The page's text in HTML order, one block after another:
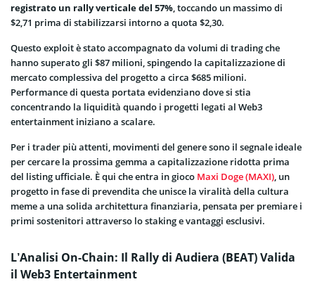
registrato un rally verticale del 57%, toccando un massimo di
$2,71 prima di stabilizzarsi intorno a quota $2,30.
Questo exploit è stato accompagnato da volumi di trading che
hanno superato gli $87 milioni, spingendo la capitalizzazione di
mercato complessiva del progetto a circa $685 milioni.
Performance di questa portata evidenziano dove si stia
concentrando la liquidità quando i progetti legati al Web3
entertainment iniziano a scalare.
Per i trader più attenti, movimenti del genere sono il segnale ideale
per cercare la prossima gemma a capitalizzazione ridotta prima
del listing ufficiale. È qui che entra in gioco Maxi Doge (MAXI), un
progetto in fase di prevendita che unisce la viralità della cultura
meme a una solida architettura finanziaria, pensata per premiare i
primi sostenitori attraverso lo staking e vantaggi esclusivi.
L’Analisi On-Chain: Il Rally di Audiera (BEAT) Valida
il Web3 Entertainment